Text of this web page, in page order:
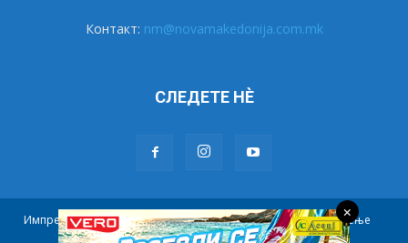
Контакт: nm@novamakedonija.com.mk
СЛЕДЕТЕ НÈ
Импресум Маркетинг Претплата
Правила на користење
Контакт
×